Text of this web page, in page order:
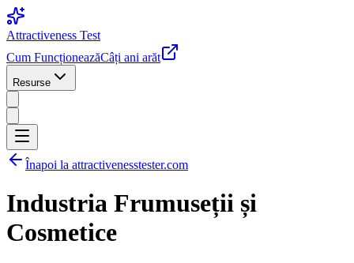
Attractiveness Test
Cum FuncționeazăCâți ani arăt
Resurse
Înapoi la attractivenesstester.com
Industria Frumuseții și
Cosmetice